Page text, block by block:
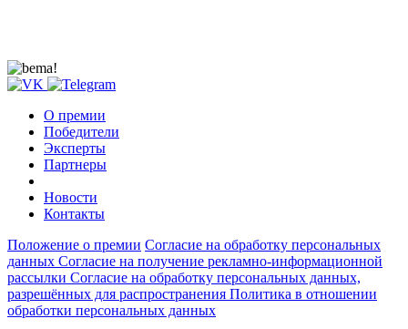
О премии
Победители
Эксперты
Партнеры
Новости
Контакты
Положение о премии Согласие на обработку персональных
данных Согласие на получение рекламно-информационной
рассылки Согласие на обработку персональных данных,
разрешённых для распространения Политика в отношении
обработки персональных данных